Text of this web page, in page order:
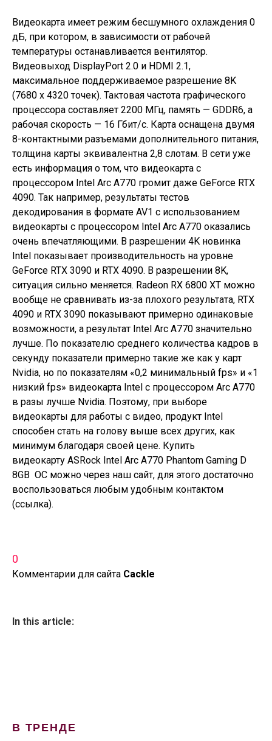
Видеокарта имеет режим бесшумного охлаждения 0
дБ, при котором, в зависимости от рабочей
температуры останавливается вентилятор.
Видеовыход DisplayPort 2.0 и HDMI 2.1,
максимальное поддерживаемое разрешение 8K
(7680 x 4320 точек). Тактовая частота графического
процессора составляет 2200 МГц, память — GDDR6, а
рабочая скорость — 16 Гбит/с. Карта оснащена двумя
8-контактными разъемами дополнительного питания,
толщина карты эквивалентна 2,8 слотам. В сети уже
есть информация о том, что видеокарта с
процессором Intel Arc A770 громит даже GeForce RTX
4090. Так например, результаты тестов
декодирования в формате AV1 с использованием
видеокарты с процессором Intel Arc A770 оказались
очень впечатляющими. В разрешении 4K новинка
Intel показывает производительность на уровне
GeForce RTX 3090 и RTX 4090. В разрешении 8K,
ситуация сильно меняется. Radeon RX 6800 XT можно
вообще не сравнивать из-за плохого результата, RTX
4090 и RTX 3090 показывают примерно одинаковые
возможности, а результат Intel Arc A770 значительно
лучше. По показателю среднего количества кадров в
секунду показатели примерно такие же как у карт
Nvidia, но по показателям «0,2 минимальный fps» и «1
низкий fps» видеокарта Intel с процессором Arc A770
в разы лучше Nvidia. Поэтому, при выборе
видеокарты для работы с видео, продукт Intel
способен стать на голову выше всех других, как
минимум благодаря своей цене. Купить
видеокарту ASRock Intel Arc A770 Phantom Gaming D
8GB OC можно через наш сайт, для этого достаточно
воспользоваться любым удобным контактом
(ссылка).
0
Комментарии для сайта Cackle
In this article:
В ТРЕНДЕ